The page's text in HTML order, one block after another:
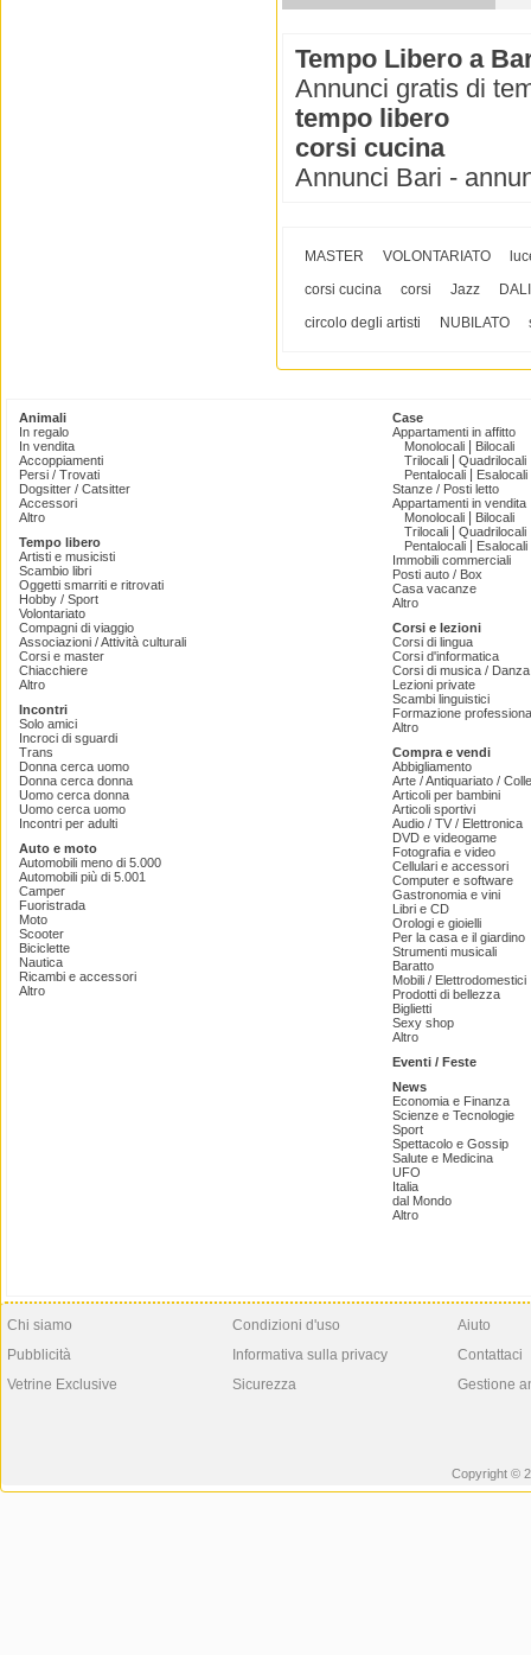
Tempo Libero a
Annunci gratis di
tempo libero
corsi cucina
Annunci Bari -
MASTER VOLONTARIATO
corsi cucina
corsi Jazz
circolo degli artisti
NUBILATO
Animali
In regalo
In vendita
Accoppiamenti
Persi / Trovati
Dogsitter / Catsitter
Accessori
Altro
Tempo libero
Artisti e musicisti
Scambio libri
Oggetti smarriti e ritrovati
Hobby / Sport
Volontariato
Compagni di viaggio
Associazioni / Attività culturali
Corsi e master
Chiacchiere
Altro
Incontri
Solo amici
Incroci di sguardi
Trans
Donna cerca uomo
Donna cerca donna
Uomo cerca donna
Uomo cerca uomo
Incontri per adulti
Auto e moto
Automobili meno di 5.000
Automobili più di 5.001
Camper
Fuoristrada
Moto
Scooter
Biciclette
Nautica
Ricambi e accessori
Altro
Case
Appartamenti in affitto
Monolocali
Bilocali
Trilocali
Quadrilocali
Pentalocali
Esalocali
Stanze / Posti letto
Appartamenti in vendita
Monolocali
Bilocali
Trilocali
Quadrilocali
Pentalocali
Esalocali
Immobili commerciali
Posti auto / Box
Casa vacanze
Altro
Corsi e lezioni
Corsi di lingua
Corsi d'informatica
Corsi di musica /
Lezioni private
Scambi linguistici
Formazione
Altro
Compra e vendi
Abbigliamento
Arte / Antiquariato /
Articoli per bambini
Articoli sportivi
Audio / TV / Elettronica
DVD e videogame
Fotografia e video
Cellulari e accessori
Computer e software
Gastronomia e vini
Libri e CD
Orologi e gioielli
Per la casa e il giardino
Strumenti musicali
Baratto
Mobili / Elettrodomestici
Prodotti di bellezza
Biglietti
Sexy shop
Altro
Eventi / Feste
News
Economia e Finanza
Scienze e Tecnologie
Sport
Spettacolo e Gossip
Salute e Medicina
UFO
Italia
dal Mondo
Altro
Chi siamo
Pubblicità
Vetrine Exclusive
Condizioni d'uso
Informativa sulla privacy
Sicurezza
Aiuto
Contattaci
Gestione
Copyright ©